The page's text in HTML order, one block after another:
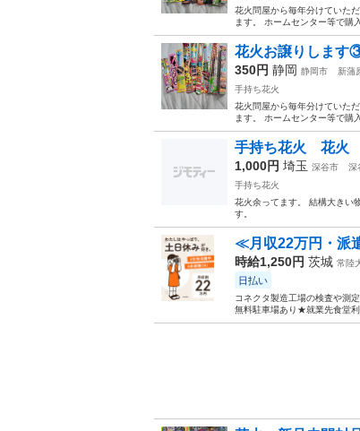
花火問屋から毎年分けていた
ます。 ホームセンター等で購
花火お譲りします
350円 静岡 静岡市 新蒲
手持ち花火
花火問屋から毎年分けていた
ます。 ホームセンター等で購
手持ち花火 花火
1,000円 埼玉 深谷市 深
手持ち花火
花火余ってます。 結構大きい
す。
≪月収22万円・派
時給1,250円 茨城 常陸
日払い
コネクタ製造工場の検査や測
無料駐車場あり★就業先食堂